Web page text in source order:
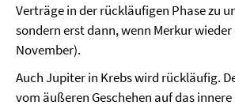
Verträge in der rückläufigen Phase zu
sondern erst dann, wenn Merkur
November).
Auch Jupiter in Krebs wird rückläufig.
vom äußeren Geschehen auf das